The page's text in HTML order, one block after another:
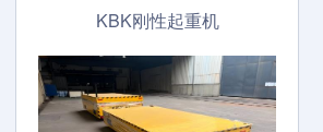
KBK刚性起重机